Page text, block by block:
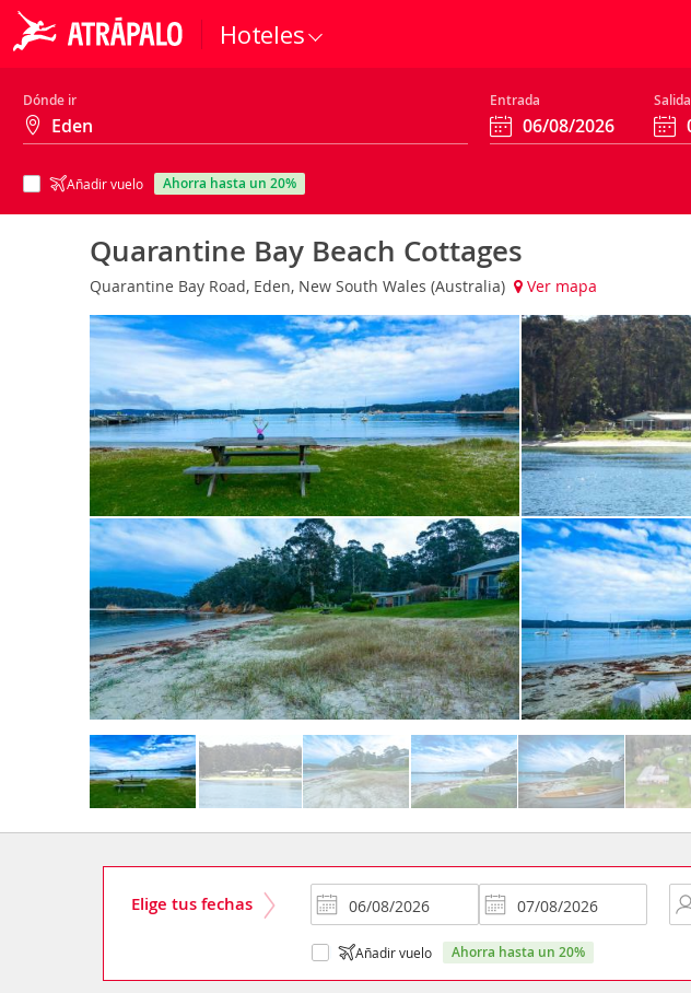
Hoteles
Dónde ir Entrada Salida
Añadir vuelo ahorra hasta un 20%
Quarantine Bay Beach Cottages
Quarantine Bay Road, Eden, New South Wales (Australia) Ver mapa
Elige tus fechas
Añadir vuelo ahorra hasta un 20%